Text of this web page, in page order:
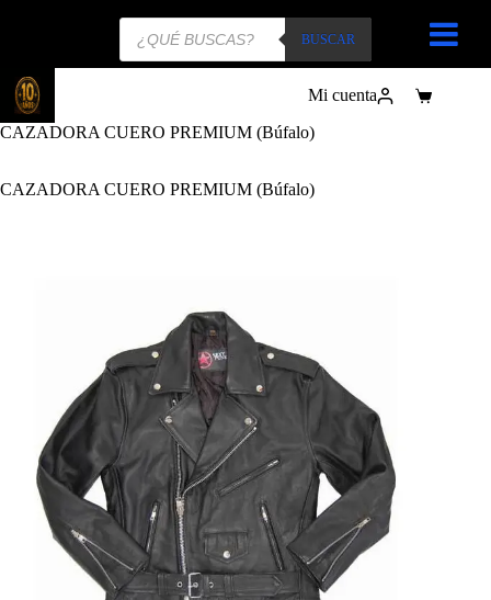
Búsqueda
BUSCAR
Mi cuenta
Carro
CAZADORA CUERO PREMIUM (Búfalo)
CAZADORA CUERO PREMIUM (Búfalo)